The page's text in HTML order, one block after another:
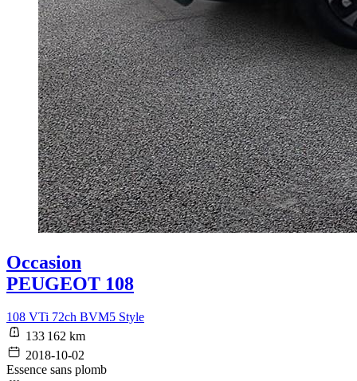
Occasion
PEUGEOT 108
108 VTi 72ch BVM5 Style
133 162 km
2018-10-02
Essence sans plomb